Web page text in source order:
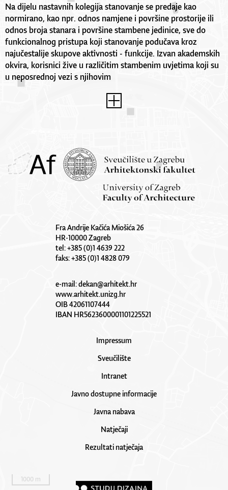
1000 m
Na dijelu nastavnih kolegija stanovanje se predaje kao
normirano, kao npr. odnos namjene i površine prostorije ili
odnos broja stanara i površine stambene jedinice, sve do
funkcionalnog pristupa koji stanovanje podučava kroz
najučestalije skupove aktivnosti - funkcije. Izvan akademskih
okvira, korisnici žive u različitim stambenim uvjetima koji su
u neposrednoj vezi s njihovim
Fra Andrije Kačića Miošića 26
HR-10000 Zagreb
tel: +385 (0)1 4639 222
faks: +385 (0)1 4828 079
e-mail:dekan@arhitekt.hr
www.arhitekt.unizg.hr
OIB 42061107444
IBAN HR5623600001101225521
Impressum
Sveučilište
Intranet
Javno dostupne informacije
Javna nabava
Natječaji
Rezultati natječaja